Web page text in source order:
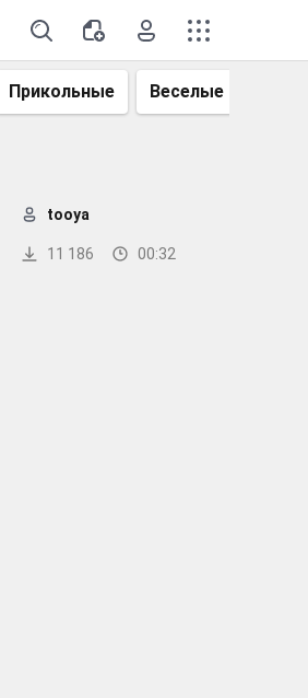
Прикольные Веселые
11 186 00:32
tooya